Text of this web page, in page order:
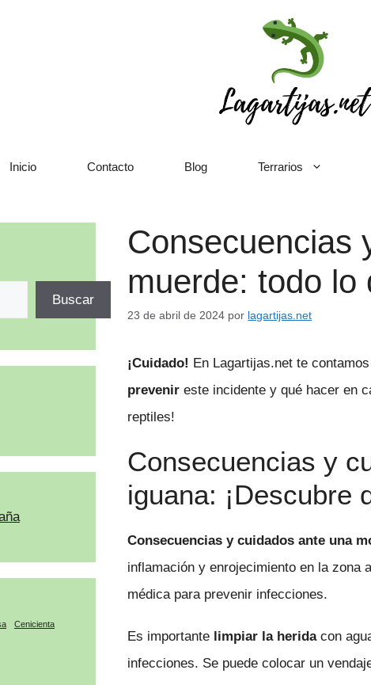
Inicio Contacto Blog Terrarios
Consecuencias
muerde: todo lo
23 de abril de 2024 por lagartijas.net
¡Cuidado! En Lagartijas.net te
prevenir este incidente y qué hacer en
reptiles!
Consecuencias y
iguana: ¡Descubre
Consecuencias y cuidados ante una
inflamación y enrojecimiento en la zona
médica para prevenir infecciones.
Es importante limpiar la heridacon
infecciones. Se puede colocar un
Buscar
Cenicienta